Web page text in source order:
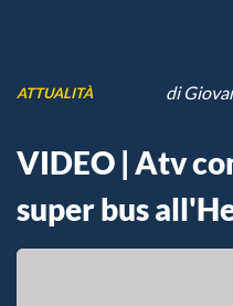
ATTUALITÀ di
VIDEO | Atv
super bus